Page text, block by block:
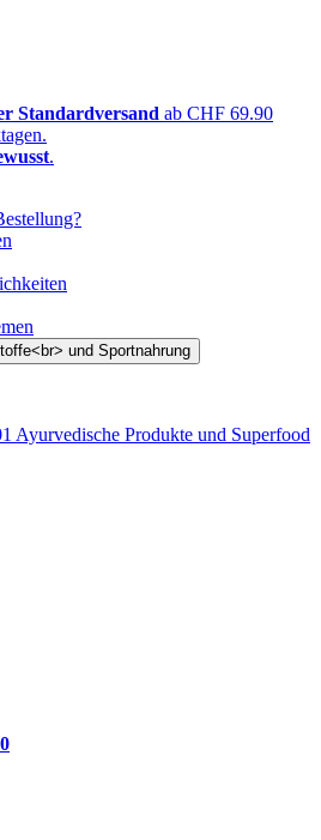
Standardversand ab CHF 69.90
.
Ayurvedische Produkte und Superfood